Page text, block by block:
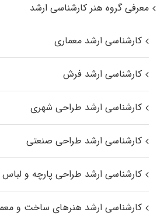
معرفی گروه هنر کارشناسی ارشد
کارشناسی ارشد معماری
کارشناسی ارشد فرش
کارشناسی ارشد طراحی شهری
کارشناسی ارشد طراحی صنعتی
کارشناسی ارشد طراحی پارچه و لباس
کارشناسی ارشد هنرهای ساخت و